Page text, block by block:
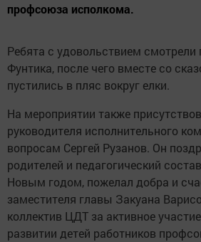
профсоюза исполкома.
Ребята с удовольствием смотрели
Фунтика, после чего вместе со
пустились в пляс вокруг елки.
На мероприятии также
руководителя исполнительного
вопросам Сергей Рузанов. Он
родителей и педагогический
Новым годом, пожелал добра и
заместителя главы Закуана
коллектив ЦДТ за активное
развитии детей работников